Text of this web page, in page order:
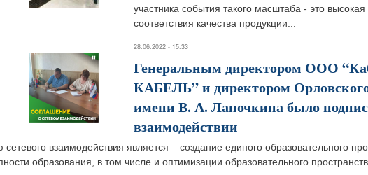
участника события такого масштаба - это
соответствия качества продукции...
28.06.2022 - 15:33
Генеральным директором ООО
КАБЕЛЬ” и директором
имени В. А. Лапочкина было
взаимодействии
сетевого взаимодействия является – создание единого образовательного
образования, в том числе и оптимизации образовательного